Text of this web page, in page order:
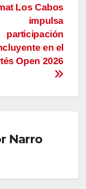
Los Cabos
impulsa
participación
en el
Open 2026
Narro